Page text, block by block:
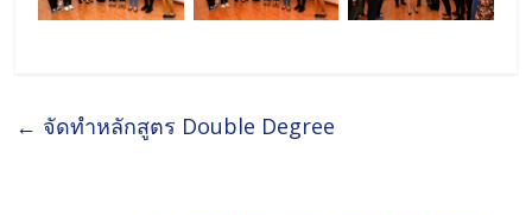
← จัดทำหลักสูตร Double Degree